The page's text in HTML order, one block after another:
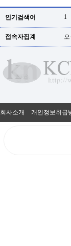
인기검색어 1
접속자집계
회사소개 개인정보취급